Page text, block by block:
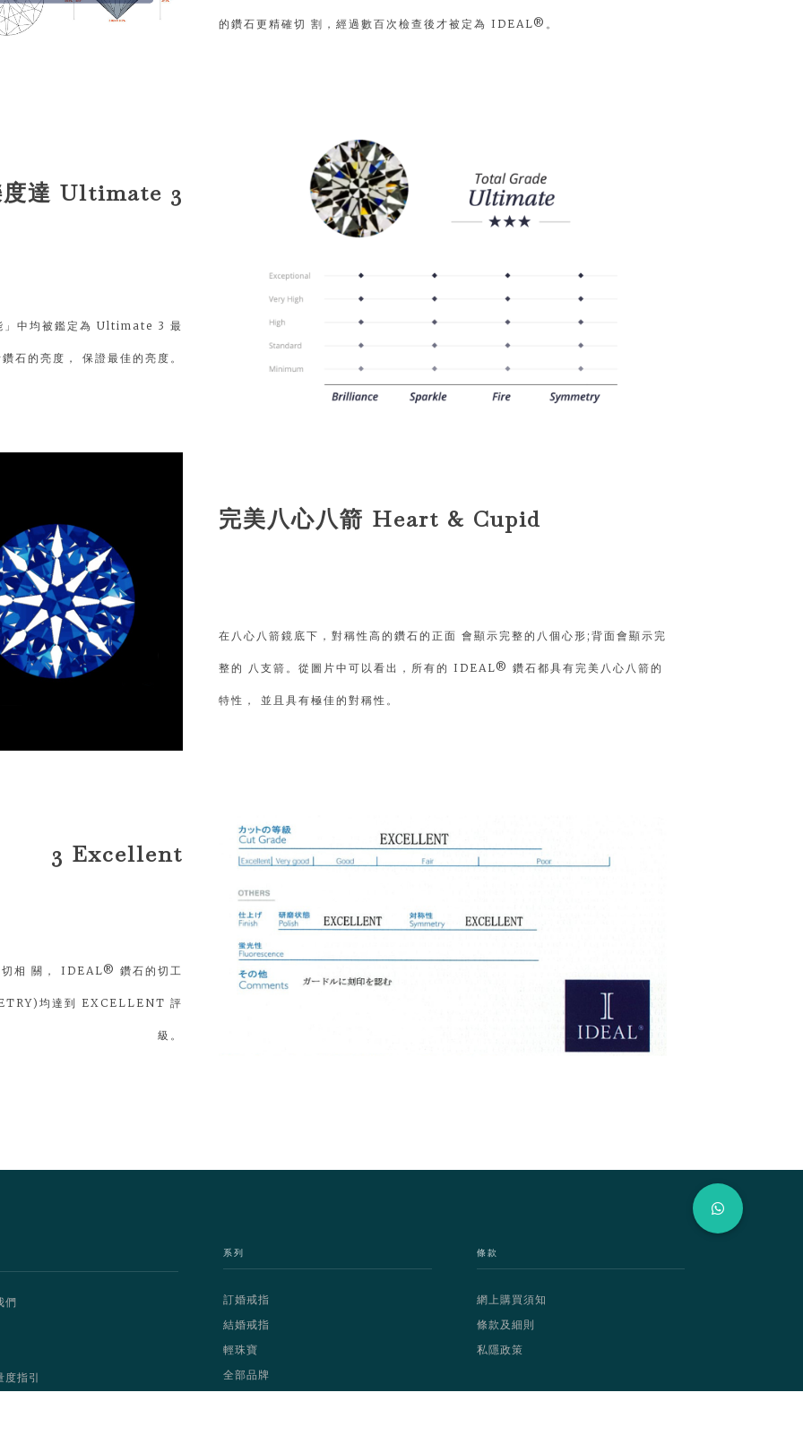
的鑽石更精確切 割，經過數百次檢查後才被定為 IDEAL®。
度達 Ultimate 3
中均被鑑定為 Ultimate 3 最
的亮度， 保證最佳的亮度。
完美八心八箭 Heart & Cupid
在八心八箭鏡底下，對稱性高的鑽石的正面 會顯示完整的八個心形;背面會顯示完
整的 八支箭。從圖片中可以看出，所有的 IDEAL® 鑽石都具有完美八心八箭的
特性， 並且具有極佳的對稱性。
3 Excellent
相 關， IDEAL® 鑽石的切工
均達到 EXCELLENT 評
級。
們
度指引
系列
訂婚戒指
結婚戒指
輕珠寶
全部品牌
條款
網上購買須知
條款及細則
私隱政策